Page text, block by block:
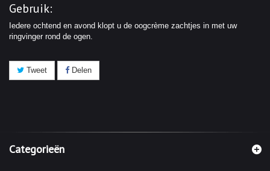
Gebruik:
Iedere ochtend en avond klopt u de oogcrème zachtjes in met uw
ringvinger rond de ogen.
Tweet Delen
Categorieën